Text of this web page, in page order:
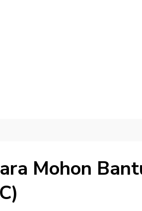
Mohon